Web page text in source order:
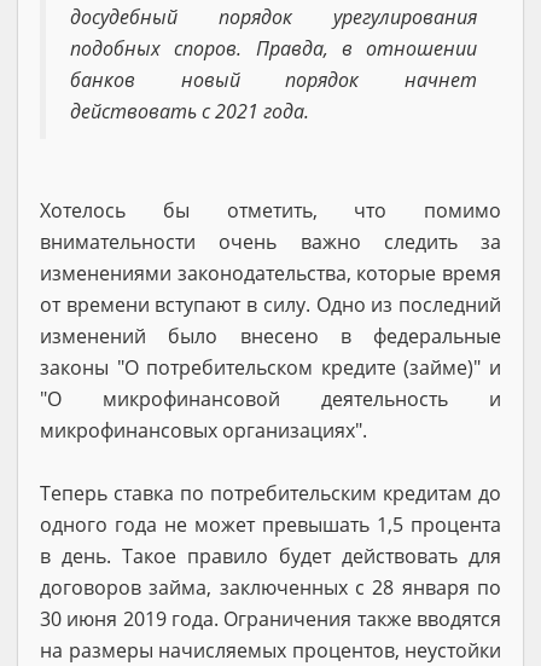
досудебный порядок урегулирования
подобных споров. Правда, в отношении
банков новый порядок начнет
действовать с 2021 года.
Хотелось бы отметить, что помимо
внимательности очень важно следить за
изменениями законодательства, которые время
от времени вступают в силу. Одно из последний
изменений было внесено в федеральные
законы "О потребительском кредите (займе)" и
"О микрофинансовой деятельность и
микрофинансовых организациях".
Теперь ставка по потребительским кредитам до
одного года не может превышать 1,5 процента
в день. Такое правило будет действовать для
договоров займа, заключенных с 28 января по
30 июня 2019 года. Ограничения также вводятся
на размеры начисляемых процентов, неустойки